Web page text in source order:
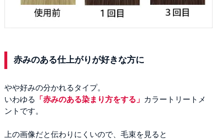
赤みのある仕上がりが好きな方に
やや好みの分かれるタイプ。
いわゆる
「赤みのある染まり方をする」 カラートリートメ
ントです。
上の画像だと伝わりにくいので、毛束を見ると